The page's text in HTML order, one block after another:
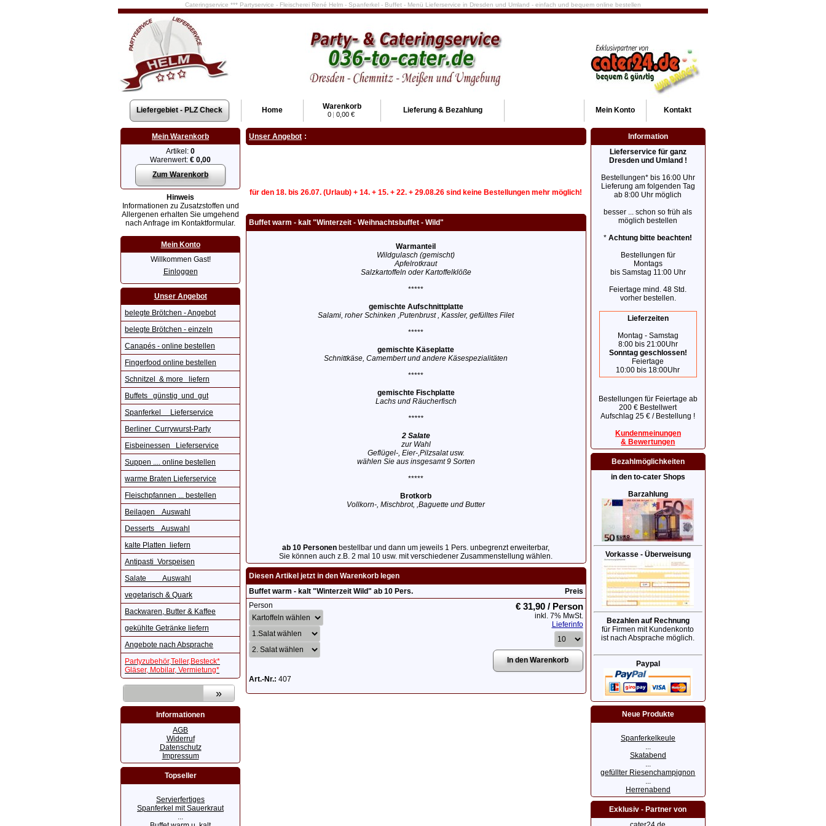
Cateringservice *** Partyservice - Fleischerei René Helm - Spanferkel - Buffet - Menü Lieferservice in Dresden und Umland - einfach und bequem online bestellen
Liefergebiet - PLZ Check Home Warenkorb
0 | 0,00 € Lieferung & Bezahlung Kontakt
Mein Konto
Mein Warenkorb
Artikel: 0
Warenwert: € 0,00
Zum Warenkorb
Hinweis
Informationen zu Zusatzstoffen und
Allergenen erhalten Sie umgehend
nach Anfrage im Kontaktformular.
Mein Konto
Willkommen Gast!
Einloggen
Unser Angebot
belegte Brötchen - Angebot
belegte Brötchen - einzeln
Canapés - online bestellen
Fingerfood online bestellen
Schnitzel & more liefern
Buffets günstig und gut
Spanferkel Lieferservice
Berliner Currywurst-Party
Eisbeinessen Lieferservice
Suppen .... online bestellen
warme Braten Lieferservice
Fleischpfannen ... bestellen
Beilagen Auswahl
Desserts Auswahl
kalte Platten liefern
Antipasti Vorspeisen
Salate Auswahl
vegetarisch & Quark
Backwaren, Butter & Kaffee
gekühlte Getränke liefern
Angebote nach Absprache
Partyzubehör,Teller,Besteck*
Gläser, Mobilar, Vermietung*
Informationen
AGB
Widerruf
Datenschutz
Impressum
Topseller
Servierfertiges
Spanferkel mit Sauerkraut
...
Unser Angebot :
für den 18. bis 26.07. (Urlaub) + 14. + 15. + 22. + 29.08.26 sind keine Bestellungen mehr möglich!
Buffet warm - kalt "Winterzeit - Weihnachtsbuffet - Wild"
Warmanteil
Wildgulasch (gemischt)
Apfelrotkraut
Salzkartoffeln oder Kartoffelklöße
*****
gemischte Aufschnittplatte
Salami, roher Schinken ,Putenbrust , Kassler, gefülltes Filet
*****
gemischte Käseplatte
Schnittkäse, Camembert und andere Käsespezialitäten
*****
gemischte Fischplatte
Lachs und Räucherfisch
*****
2 Salate
zur Wahl
Geflügel-, Eier-,Pilzsalat usw.
wählen Sie aus insgesamt 9 Sorten
*****
Brotkorb
Vollkorn-, Mischbrot, ,Baguette und Butter
ab 10 Personen bestellbar und dann um jeweils 1 Pers. unbegrenzt erweiterbar,
Sie können auch z.B. 2 mal 10 usw. mit verschiedener Zusammenstellung wählen.
Diesen Artikel jetzt in den Warenkorb legen
Buffet warm - kalt "Winterzeit Wild" ab 10 Pers.
Preis
Person
Art.-Nr.: 407
€ 31,90 / Person
inkl. 7% MwSt.
Lieferinfo
Information
Lieferservice für ganz
Dresden und Umland !
Bestellungen* bis 16:00 Uhr
Lieferung am folgenden Tag
ab 8:00 Uhr möglich
besser ... schon so früh als
möglich bestellen
*Achtung bitte beachten!
Bestellungen für
Montags
bis Samstag 11:00 Uhr
Feiertage mind. 48 Std.
vorher bestellen.
Lieferzeiten
Montag - Samstag
8:00 bis 21:00Uhr
Sonntag geschlossen!
Feiertage
10:00 bis 18:00Uhr
Bestellungen für Feiertage ab
200 € Bestellwert
Aufschlag 25 € / Bestellung !
Kundenmeinungen
& Bewertungen
Bezahlmöglichkeiten
in den to-cater Shops
Barzahlung
Vorkasse - Überweisung
Bezahlen auf Rechnung
für Firmen mit Kundenkonto
ist nach Absprache möglich.
Paypal
Neue Produkte
Spanferkelkeule
...
Skatabend
...
gefüllter Riesenchampignon
...
Herrenabend
Exklusiv - Partner von